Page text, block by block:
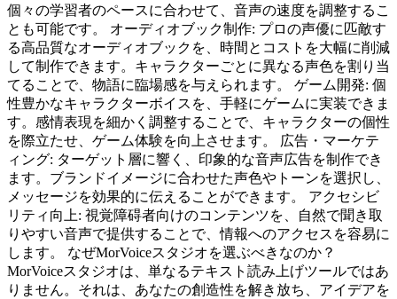
個々の学習者のペースに合わせて、音声の速度を調整するこ
とも可能です。 オーディオブック制作: プロの声優に匹敵す
る高品質なオーディオブックを、時間とコストを大幅に削減
して制作できます。キャラクターごとに異なる声色を割り当
てることで、物語に臨場感を与えられます。 ゲーム開発: 個
性豊かなキャラクターボイスを、手軽にゲームに実装できま
す。感情表現を細かく調整することで、キャラクターの個性
を際立たせ、ゲーム体験を向上させます。 広告・マーケテ
ィング: ターゲット層に響く、印象的な音声広告を制作でき
ます。ブランドイメージに合わせた声色やトーンを選択し、
メッセージを効果的に伝えることができます。 アクセシビ
リティ向上: 視覚障碍者向けのコンテンツを、自然で聞き取
りやすい音声で提供することで、情報へのアクセスを容易に
します。 なぜMorVoiceスタジオを選ぶべきなのか？
MorVoiceスタジオは、単なるテキスト読み上げツールではあ
りません。それは、あなたの創造性を解き放ち、アイデアを